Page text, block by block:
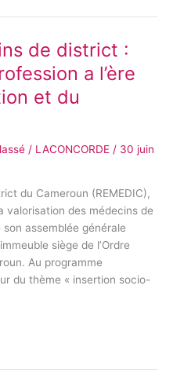
de district :
a l’ère
et du
/ LACONCORDE / 30 juin
du Cameroun (REMEDIC),
valorisation des médecins de
assemblée générale
siège de l’Ordre
Au programme
du thème « insertion socio-